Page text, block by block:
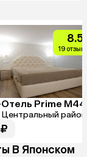
8.5
19
Prime M44
район
В Японском